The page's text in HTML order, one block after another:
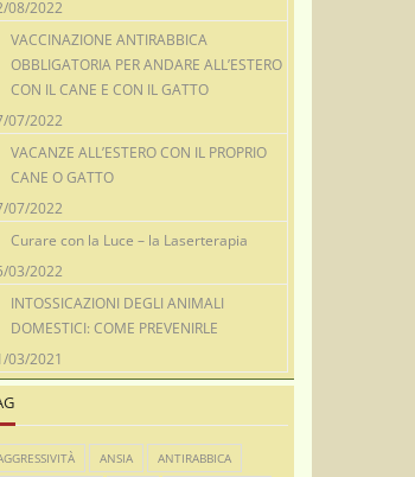
08/2022
VACCINAZIONE ANTIRABBICA
OBBLIGATORIA PER ANDARE ALL’ESTERO
CON IL CANE E CON IL GATTO
07/2022
VACANZE ALL’ESTERO CON IL PROPRIO
CANE O GATTO
07/2022
Curare con la Luce – la Laserterapia
03/2022
INTOSSICAZIONI DEGLI ANIMALI
DOMESTICI: COME PREVENIRLE
03/2021
ANSIA
ANTIRABBICA